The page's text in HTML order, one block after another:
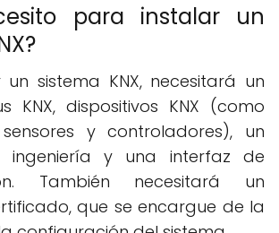
para instalar un
sistema KNX, necesitará un
KNX, dispositivos KNX (como
y controladores), un
ingeniería y una interfaz de
También necesitará un
que se encargue de la